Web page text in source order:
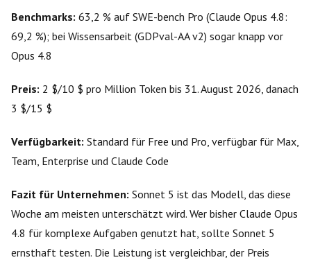
Benchmarks: 63,2 % auf SWE-bench Pro (Claude Opus 4.8:
69,2 %); bei Wissensarbeit (GDPval-AA v2) sogar knapp vor
Opus 4.8
Preis: 2 $/10 $ pro Million Token bis 31. August 2026, danach
3 $/15 $
Verfügbarkeit: Standard für Free und Pro, verfügbar für Max,
Team, Enterprise und Claude Code
Fazit für Unternehmen: Sonnet 5 ist das Modell, das diese
Woche am meisten unterschätzt wird. Wer bisher Claude Opus
4.8 für komplexe Aufgaben genutzt hat, sollte Sonnet 5
ernsthaft testen. Die Leistung ist vergleichbar, der Preis